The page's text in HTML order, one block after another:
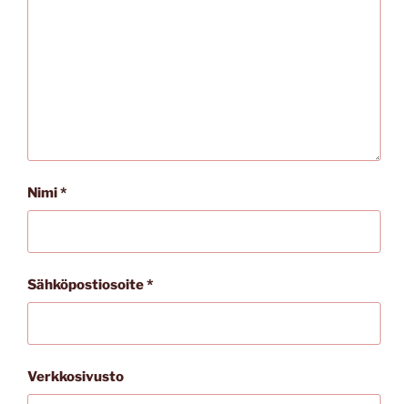
Nimi*
Sähköpostiosoite*
Verkkosivusto